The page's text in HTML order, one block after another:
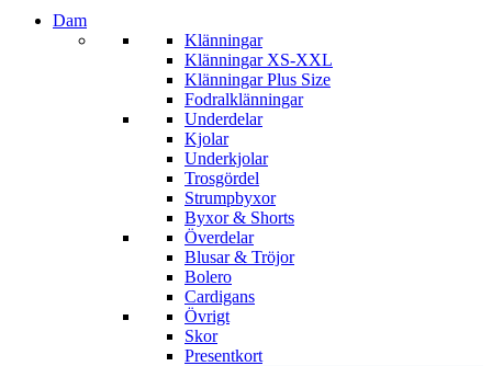
Dam
Klänningar
Klänningar XS-XXL
Klänningar Plus Size
Fodralklänningar
Underdelar
Kjolar
Underkjolar
Trosgördel
Strumpbyxor
Byxor & Shorts
Överdelar
Blusar & Tröjor
Bolero
Cardigans
Övrigt
Skor
Presentkort